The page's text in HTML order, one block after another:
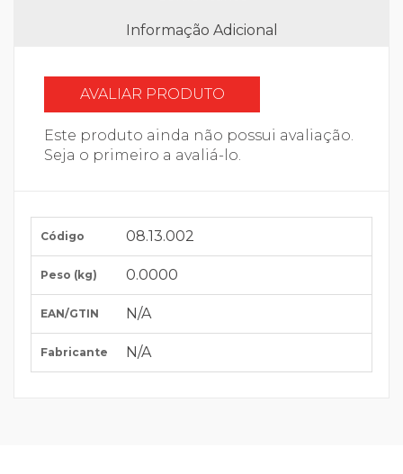
Informação Adicional
AVALIAR PRODUTO
Este produto ainda não possui avaliação.
Seja o primeiro a avaliá-lo.
Código 08.13.002
Peso (kg) 0.0000
EAN/GTIN N/A
Fabricante N/A